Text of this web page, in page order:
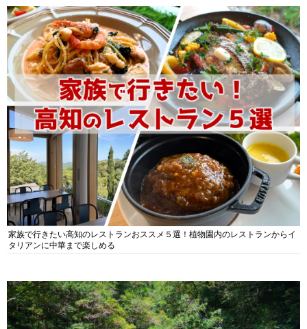
家族で行きたい高知のレストランおススメ５選！植物園内のレストランからイ
タリアンに中華まで楽しめる